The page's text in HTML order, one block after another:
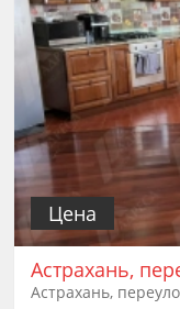
Цена
Астрахань,
Астрахань,